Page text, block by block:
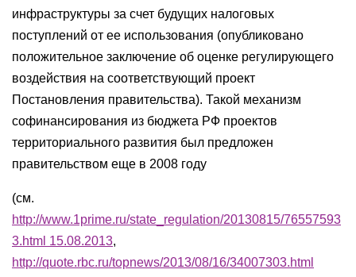
инфраструктуры за счет будущих налоговых
поступлений от ее использования (опубликовано
положительное заключение об оценке регулирующего
воздействия на соответствующий проект
Постановления правительства). Такой механизм
софинансирования из бюджета РФ проектов
территориального развития был предложен
правительством еще в 2008 году
(см.
http://www.1prime.ru/state_regulation/20130815/76557593
3.html 15.08.2013,
http://quote.rbc.ru/topnews/2013/08/16/34007303.html